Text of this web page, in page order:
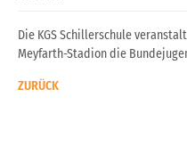
Die KGS Schillerschule
Meyfarth-Stadion die
ZURÜCK